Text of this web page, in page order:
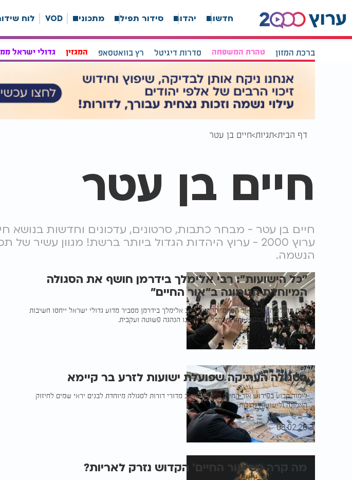
חדשות יהדות סידור תפילה מתכונים VOD לוח
ברכת המזון טהרת המשפחה סדרות דיגיטל רץ בוואטסאפ המגזין גדולי ישראל
דף הבית תגיות חיים בן עטר
חיים בן עטר
חיים בן עטר - מבחר כתבות, סרטונים, עדכונים וחדשות בנושא
ערוץ 2000 - ערוץ היהדות הגדול ביותר ברשת! מגוון עשיר
הנשמה.
"כל הישועות": רבי אלימלך בידרמן חושף את הסגולה
המיוחדת הטמונה ב"אור החיים"
ביום ההילולה של ה"אור החיים" הקדוש, הרב אלימלך בידרמן מסביר מדוע גדולי ישראל ייחסו חשיבות
מיוחדת ללימוד בספרו, וקורא לקבל על עצמנו הנהגה פשוטה ועקבית.
עידו לוי
30.06.26
הסגולה העתיקה שפועלת ישועות לזרע בר קיימא
לימוד קבוע בפירוש אור החיים הקדוש נחשב מדורי דורות לסגולה מיוחדת לבנים יראי שמים לחיזוק
האמונה ולישועות גדולות
עידו לוי
08.02.26
מה קרה כש'אור החיים' הקדוש נזרק לאריות?